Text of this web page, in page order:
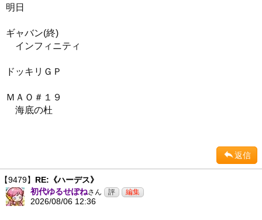
明日
ギャバン(終)
インフィニティ
ドッキリＧＰ
ＭＡＯ＃１９
海底の杜
返信
【9479】 RE:《ハーデス》
初代ゆるせぽねさん
2026/08/06 12:36